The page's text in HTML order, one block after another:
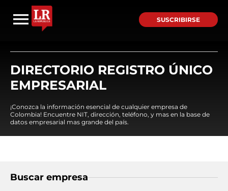
SUSCRIBIRSE
DIRECTORIO REGISTRO ÚNICO
EMPRESARIAL
¡Conozca la información esencial de cualquier empresa de
Colombia! Encuentre NIT, dirección, teléfono, y mas en la base de
datos empresarial mas grande del país.
Buscar empresa